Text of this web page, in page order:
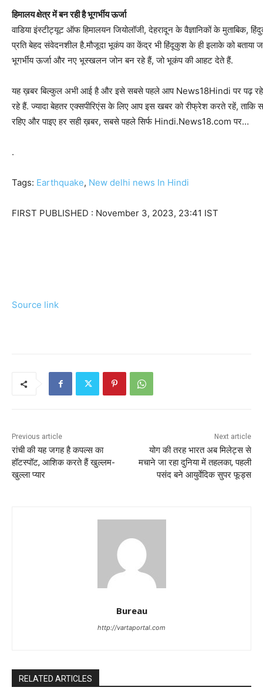
हिमालय क्षेत्र में बन रही है भूगर्भीय ऊर्जा
वाडिया इंस्टीट्यूट ऑफ हिमालयन जियोलॉजी, देहरादून के वैज्ञानिकों के मुताबिक,
प्रति बेहद संवेदनशील है.मौजूदा भूकंप का केंद्र भी हिंदूकुश के ही इलाके को बताया
भूगर्भीय ऊर्जा और नए भूस्खलन जोन बन रहे हैं, जो भूकंप की आहट देते हैं.
यह ख़बर बिल्कुल अभी आई है और इसे सबसे पहले आप News18Hindi पर पढ़
रहे हैं. ज्यादा बेहतर एक्सपीरिएंस के लिए आप इस खबर को रीफ्रेश करते रहें,
रहिए और पाइए हर सही ख़बर, सबसे पहले सिर्फ Hindi.News18.com पर…
.
Tags: Earthquake, New delhi news In Hindi
FIRST PUBLISHED : November 3, 2023, 23:41 IST
Source link
Previous article
रांची की यह जगह है कपल्स का
हॉटस्पॉट, आशिक करते हैं खुल्लम-
खुल्ला प्यार
Next article
योग की तरह भारत अब मिलेट्स से
मचाने जा रहा दुनिया में तहलका, पहली
पसंद बने आयुर्वेदिक सुपर फूड्स
Bureau
http://vartaportal.com
RELATED ARTICLES